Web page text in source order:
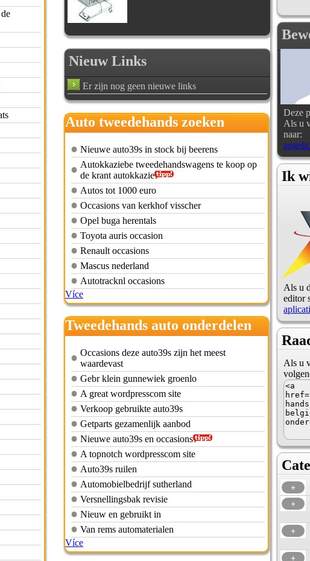
Nieuw Links
Er zijn nog geen nieuwe links
Auto tweedehands zoeken
Nieuwe auto39s in stock bij beerens
Autokkaziebe tweedehandswagens te koop op
de krant autokkazie
Autos tot 1000 euro
Occasions van kerkhof visscher
Opel buga herentals
Toyota auris occasion
Renault occasions
Mascus nederland
Autotracknl occasions
Více
Tweedehands auto onderdelen
ford focus
Occasions deze auto39s zijn het meest
waardevast
Gebr klein gunnewiek groenlo
A great wordpresscom site
Verkoop gebruikte auto39s
Getparts gezamenlijk aanbod
Nieuwe auto39s en occasions
A topnotch wordpresscom site
Auto39s ruilen
Automobielbedrijf sutherland
Versnellingsbak revisie
Nieuw en gebruikt in
Van rems automaterialen
Více
Deze
Als u
naar:
Ik
Als u
editor
Als u